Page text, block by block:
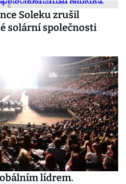
Soleku zrušil
solární společnosti
lídrem.